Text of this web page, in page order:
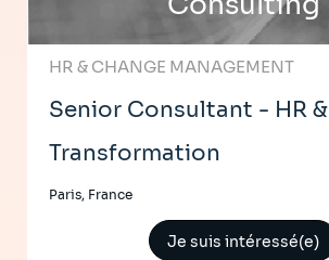
HR & CHANGE MANAGEMENT
Senior Consultant - HR &
Transformation
Paris, France
Je suis intéressé(e)